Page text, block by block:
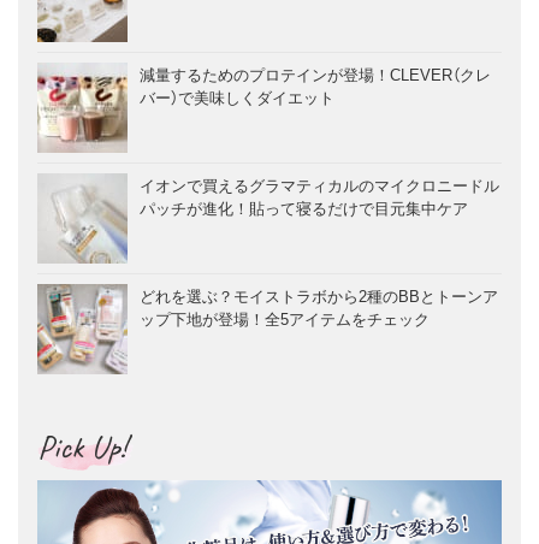
減量するためのプロテインが登場！CLEVER（クレ
バー）で美味しくダイエット
イオンで買えるグラマティカルのマイクロニードル
パッチが進化！貼って寝るだけで目元集中ケア
どれを選ぶ？モイストラボから2種のBBとトーンア
ップ下地が登場！全5アイテムをチェック
Pick Up!